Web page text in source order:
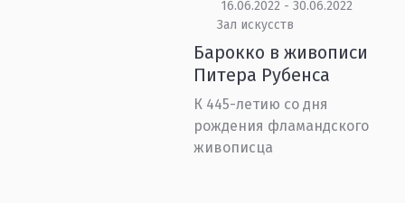
16.06.2022 - 30.06.2022
Зал искусств
Барокко в живописи
Питера Рубенса
К 445-летию со дня
рождения фламандского
живописца